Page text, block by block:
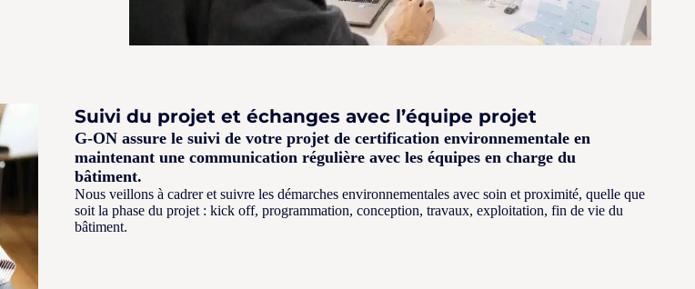
Suivi du projet et échanges avec l’équipe projet
G-ON assure le suivi de votre projet de certification environnementale en
maintenant une communication régulière avec les équipes en charge du
bâtiment.
Nous veillons à cadrer et suivre les démarches environnementales avec soin et proximité, quelle que
soit la phase du projet : kick off, programmation, conception, travaux, exploitation, fin de vie du
bâtiment.